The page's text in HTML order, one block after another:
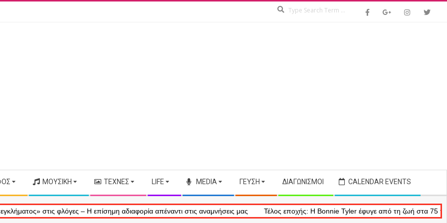
ΜΟΥΣΙΚΉ ΤΈΧΝΕΣ LIFE MEDIA ΓΕΎΣΗ ΔΙΑΓΩΝΙΣΜΟΊ CALENDAR EVENTS
στις φλόγες – Η επίσημη αδιαφορία απέναντι στις αναμνήσεις μας Τέλος εποχής: Η Bonnie Tyler έφυγε από τη ζωή στα 75 της